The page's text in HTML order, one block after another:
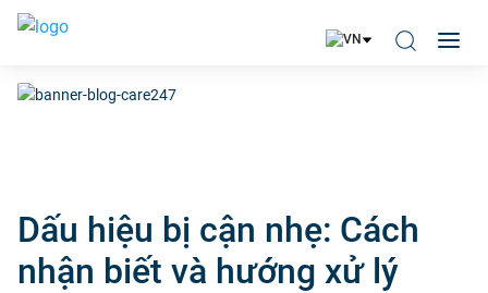
Dấu hiệu bị cận nhẹ: Cách
nhận biết và hướng xử lý